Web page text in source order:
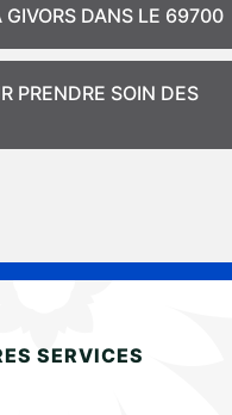
GIVORS DANS LE 69700
PRENDRE SOIN DES
SERVICES